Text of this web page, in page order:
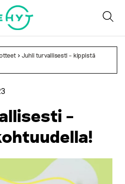
> Juhli turvallisesti – kippistä
–